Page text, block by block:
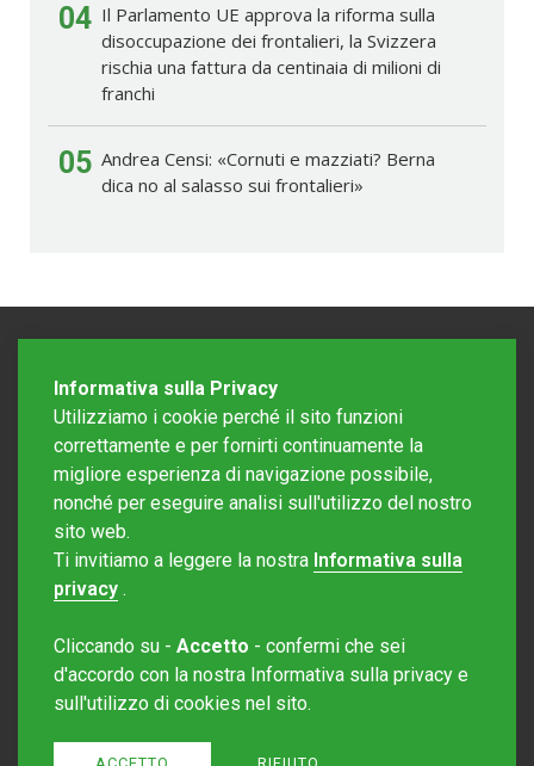
04 Il Parlamento UE approva la riforma sulla
disoccupazione dei frontalieri, la Svizzera
rischia una fattura da centinaia di milioni di
franchi
05 Andrea Censi: «Cornuti e mazziati? Berna
dica no al salasso sui frontalieri»
Editore Rotostampa SA
Sito creato daRedesign
Informativa sulla Privacy
Utilizziamo i cookie perché il sito funzioni
correttamente e per fornirti continuamente la
migliore esperienza di navigazione possibile,
nonché per eseguire analisi sull'utilizzo del nostro
sito web.
Ti invitiamo a leggere la nostra Informativa sulla
privacy .
Cliccando su - Accetto - confermi che sei
d'accordo con la nostra Informativa sulla privacy e
sull'utilizzo di cookies nel sito.